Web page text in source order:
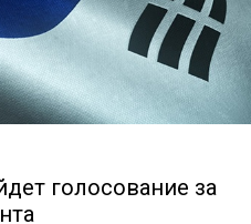
голосование за